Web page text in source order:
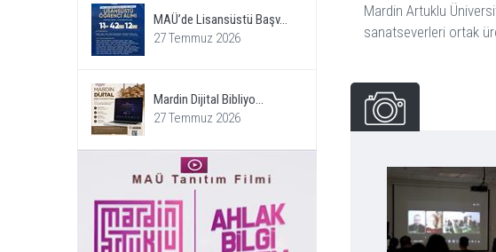
Mardin Artuklu
sanatseverleri ortak
MAÜ’de Lisansüstü Başv...
27 Temmuz 2026
Mardin Dijital Bibliyo...
27 Temmuz 2026